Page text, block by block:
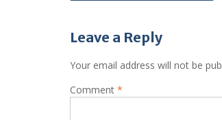
Leave a Reply
Your email address will not be
Comment *